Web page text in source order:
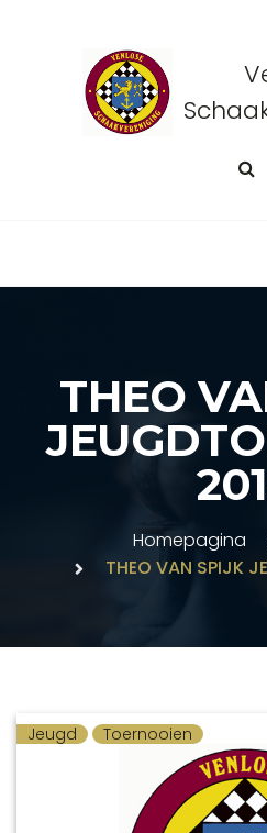
THEO
Homepagina
THEO VAN SPIJK
Jeugd Toernooien